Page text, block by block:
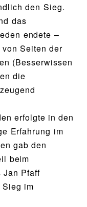
den Sieg.
das
endete –
Seiten der
(Besserwissen
die
erfolgte in den
Erfahrung im
gab den
beim
Jan Pfaff
Sieg im